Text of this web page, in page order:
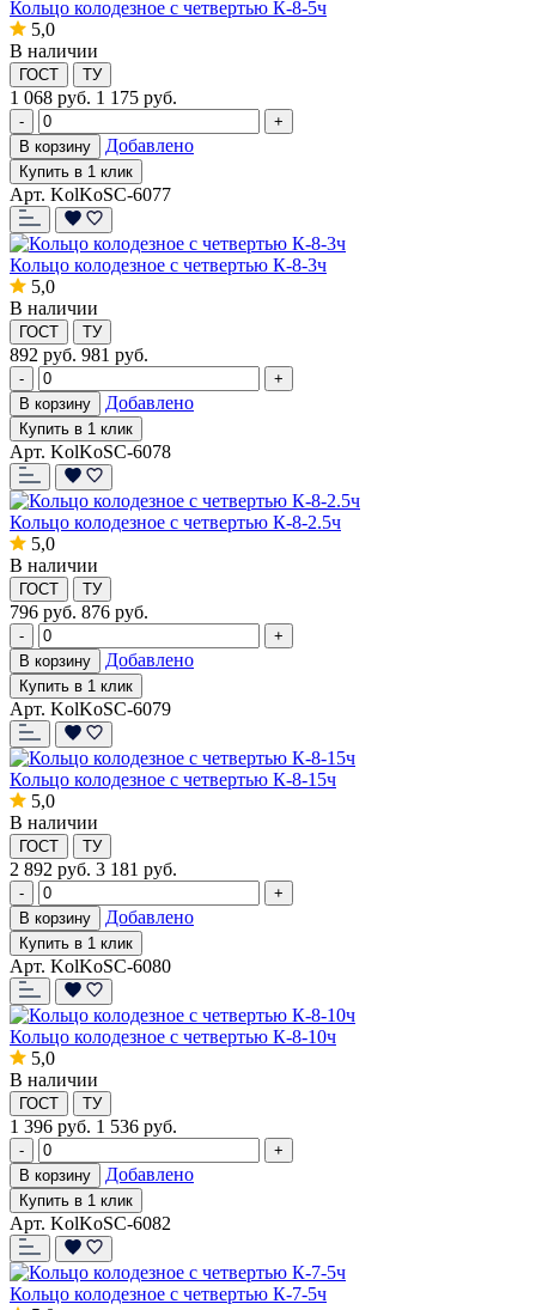
Кольцо колодезное с четвертью К-8-5ч
5,0
В наличии
ГОСТ ТУ
1 068 руб. 1 175 руб.
-
+
В корзину
Добавлено
Купить в 1 клик
Арт. KolKoSC-6077
Кольцо колодезное с четвертью К-8-3ч
5,0
В наличии
ГОСТ ТУ
892 руб. 981 руб.
-
+
В корзину
Добавлено
Купить в 1 клик
Арт. KolKoSC-6078
Кольцо колодезное с четвертью К-8-2.5ч
5,0
В наличии
ГОСТ ТУ
796 руб. 876 руб.
-
+
В корзину
Добавлено
Купить в 1 клик
Арт. KolKoSC-6079
Кольцо колодезное с четвертью К-8-15ч
5,0
В наличии
ГОСТ ТУ
2 892 руб. 3 181 руб.
-
+
В корзину
Добавлено
Купить в 1 клик
Арт. KolKoSC-6080
Кольцо колодезное с четвертью К-8-10ч
5,0
В наличии
ГОСТ ТУ
1 396 руб. 1 536 руб.
-
+
В корзину
Добавлено
Купить в 1 клик
Арт. KolKoSC-6082
Кольцо колодезное с четвертью К-7-5ч